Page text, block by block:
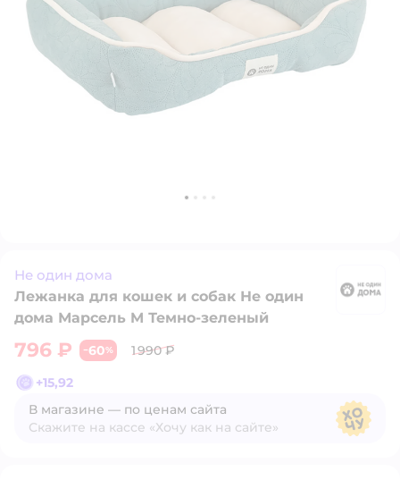
Не один дома
Лежанка для кошек и собак Не один
дома Марсель M Темно-зеленый
796 ₽ −60%
1 990 ₽
+15,92
В магазине — по ценам сайта
Скажите на кассе «Хочу как на сайте»